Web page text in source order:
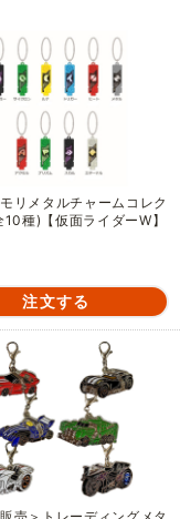
リメタルチャームコレク
種)【仮面ライダーW】